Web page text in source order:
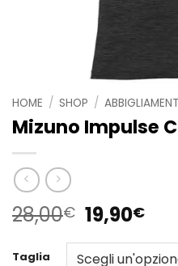
HOME / SHOP /
Mizuno Impulse
28,00€ Il
originale
19,90€Il
Taglia